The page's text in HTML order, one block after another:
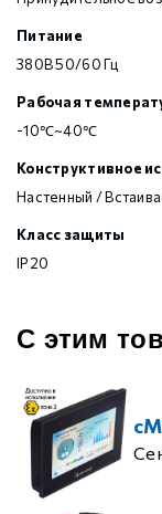
Питание
380В 50/60 Гц
Рабочая
-10℃~40℃
Конструктивное
Настенный /
Класс защиты
IP20
С этим